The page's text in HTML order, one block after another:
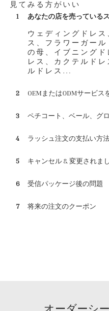
見てみる方がいい
1 あなたの店を売っている
ウェディングドレ
ス、フラワーガー
の母、イブニング
レス、カクテルド
ルドレス...
2 OEMまたはODMサービス
3 ペチコート、ベール、グ
4 ラッシュ注文の支払い方
5 キャンセル & 変更されま
6 受信パッケージ後の問題
7 将来の注文のクーポン